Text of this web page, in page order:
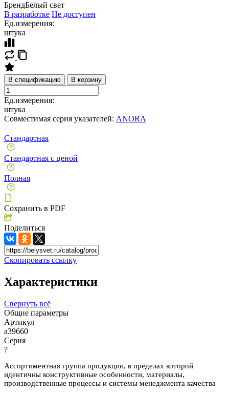
БрендБелый свет
В разработке Не доступен
Ед.измерения:
штука
В спецификацию В корзину
Ед.измерения:
штука
Совместимая серия указателей: ANORA
Стандартная
Стандартная с ценой
Полная
Сохранить в PDF
Поделиться
Скопировать ссылку
Характеристики
Свернуть всё
Общие параметры
Артикул
a39660
Серия
?
Ассортиментная группа продукции, в пределах которой
идентичны конструктивные особенности, материалы,
производственные процессы и системы менеджмента качества